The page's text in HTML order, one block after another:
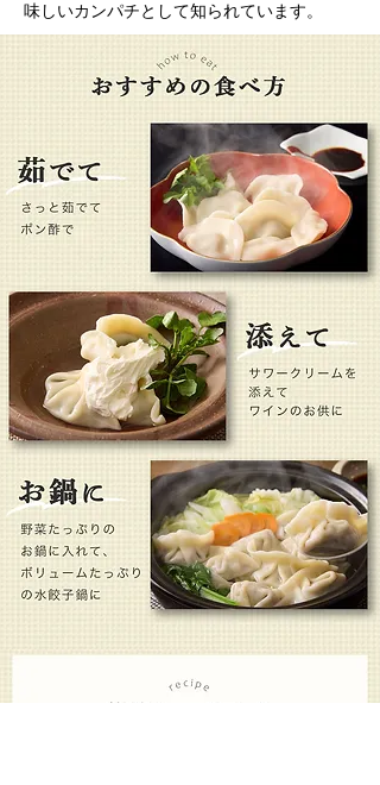
味しいカンパチとして知られています。